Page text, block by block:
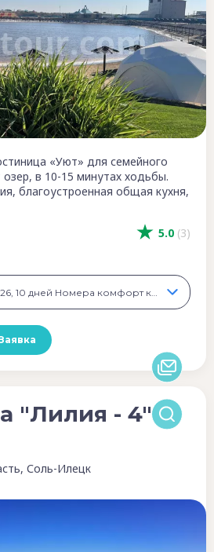
5.0 (3)
«Уют» для семейного
в 10-15 минутах ходьбы.
благоустроенная общая кухня,
07.08.2026 - 16.08.2026, 10 дней Номера комфорт класса, 28 990 ₽
"Лилия - 4"
Соль-Илецк